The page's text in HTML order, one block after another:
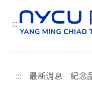
:::
::: 最新消息 紀念